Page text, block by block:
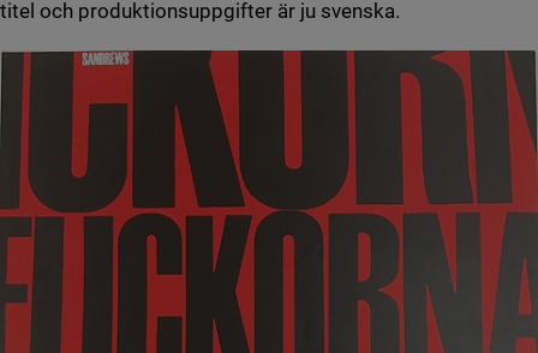
titel och produktionsuppgifter är ju svenska.